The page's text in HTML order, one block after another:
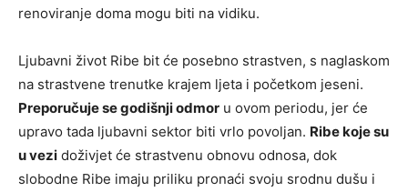
renoviranje doma mogu biti na vidiku.
Ljubavni život Ribe bit će posebno strastven, s naglaskom
na strastvene trenutke krajem ljeta i početkom jeseni.
Preporučuje se godišnji odmor u ovom periodu, jer će
upravo tada ljubavni sektor biti vrlo povoljan. Ribe koje su
u vezi doživjet će strastvenu obnovu odnosa, dok
slobodne Ribe imaju priliku pronaći svoju srodnu dušu i